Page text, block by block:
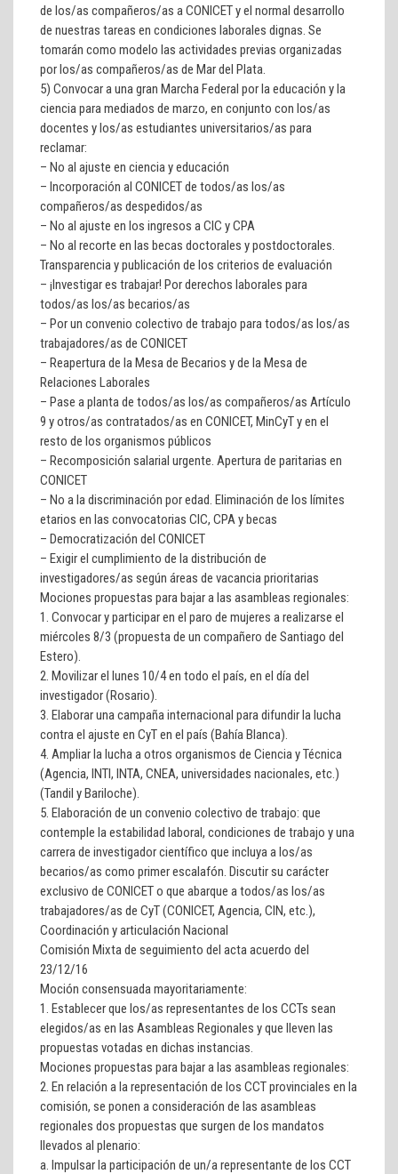
de los/as compañeros/as a CONICET y el normal desarrollo
de nuestras tareas en condiciones laborales dignas. Se
tomarán como modelo las actividades previas organizadas
por los/as compañeros/as de Mar del Plata.
5) Convocar a una gran Marcha Federal por la educación y la
ciencia para mediados de marzo, en conjunto con los/as
docentes y los/as estudiantes universitarios/as para
reclamar:
– No al ajuste en ciencia y educación
– Incorporación al CONICET de todos/as los/as
compañeros/as despedidos/as
– No al ajuste en los ingresos a CIC y CPA
– No al recorte en las becas doctorales y postdoctorales.
Transparencia y publicación de los criterios de evaluación
– ¡Investigar es trabajar! Por derechos laborales para
todos/as los/as becarios/as
– Por un convenio colectivo de trabajo para todos/as los/as
trabajadores/as de CONICET
– Reapertura de la Mesa de Becarios y de la Mesa de
Relaciones Laborales
– Pase a planta de todos/as los/as compañeros/as Artículo
9 y otros/as contratados/as en CONICET, MinCyT y en el
resto de los organismos públicos
– Recomposición salarial urgente. Apertura de paritarias en
CONICET
– No a la discriminación por edad. Eliminación de los límites
etarios en las convocatorias CIC, CPA y becas
– Democratización del CONICET
– Exigir el cumplimiento de la distribución de
investigadores/as según áreas de vacancia prioritarias
Mociones propuestas para bajar a las asambleas regionales:
1. Convocar y participar en el paro de mujeres a realizarse el
miércoles 8/3 (propuesta de un compañero de Santiago del
Estero).
2. Movilizar el lunes 10/4 en todo el país, en el día del
investigador(Rosario).
3. Elaborar una campaña internacional para difundir la lucha
contra el ajuste en CyT en el país (Bahía Blanca).
4. Ampliar la lucha a otros organismos de Ciencia y Técnica
(Agencia, INTI, INTA, CNEA, universidades nacionales, etc.)
(Tandil y Bariloche).
5. Elaboración de un convenio colectivo de trabajo: que
contemple la estabilidad laboral, condiciones de trabajo y una
carrera de investigador científico que incluya a los/as
becarios/as como primer escalafón. Discutir su carácter
exclusivo de CONICET o que abarque a todos/as los/as
trabajadores/as de CyT (CONICET, Agencia, CIN, etc.),
Coordinación y articulación Nacional
Comisión Mixta de seguimiento del acta acuerdo del
23/12/16
Moción consensuada mayoritariamente:
1. Establecer que los/as representantes de los CCTs sean
elegidos/as en las Asambleas Regionales y que lleven las
propuestas votadas en dichas instancias.
Mociones propuestas para bajar a las asambleas regionales:
2. En relación a la representación de los CCT provinciales en la
comisión, se ponen a consideración de las asambleas
regionales dos propuestas que surgen de los mandatos
llevados al plenario:
a. Impulsar la participación de un/a representante de los CCT